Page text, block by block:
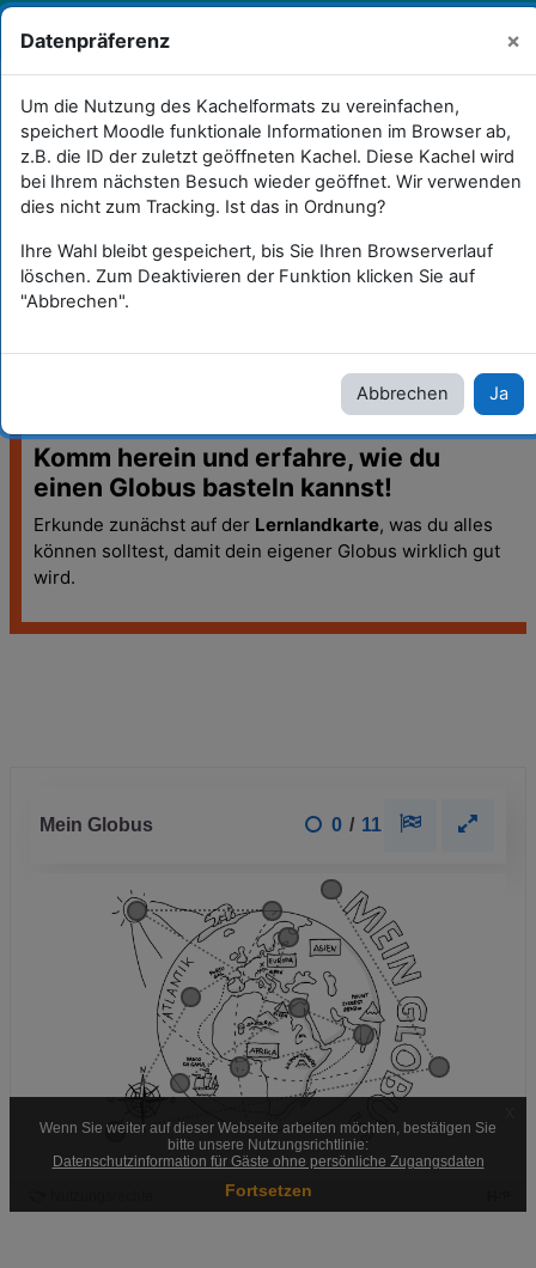
Zum Hauptinhalt
Kopierfähige Praxisbeispiele
Lernland digital (für Lernende in Selbsttätigkeit)
Mein Globus (5)
Mein Globus (5)
Komm herein und erfahre, wie du
einen Globus basteln kannst!
Erkunde zunächst auf der Lernlandkarte, was du alles
können solltest, damit dein eigener Globus wirklich gut
wird.
Datenpräferenz ×
Um die Nutzung des Kachelformats zu vereinfachen,
speichert Moodle funktionale Informationen im Browser ab,
z.B. die ID der zuletzt geöffneten Kachel. Diese Kachel wird
bei Ihrem nächsten Besuch wieder geöffnet. Wir verwenden
dies nicht zum Tracking. Ist das in Ordnung?
Ihre Wahl bleibt gespeichert, bis Sie Ihren Browserverlauf
löschen. Zum Deaktivieren der Funktion klicken Sie auf
"Abbrechen".
Abbrechen Ja